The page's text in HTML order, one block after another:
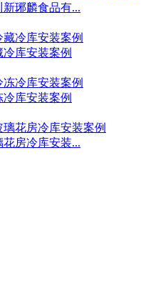
琊麟食品有...
库安装案例
库安装案例
房冷库安装...